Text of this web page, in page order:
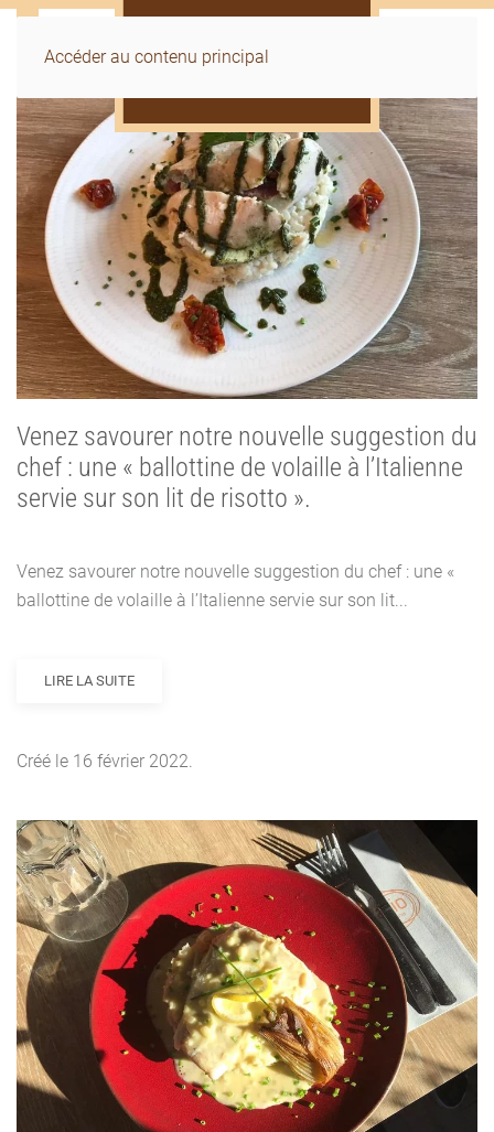
Accéder au contenu principal
Venez savourer notre nouvelle suggestion du
chef : une « ballottine de volaille à l’Italienne
servie sur son lit de risotto ».
Venez savourer notre nouvelle suggestion du chef : une «
ballottine de volaille à l’Italienne servie sur son lit...
LIRE LA SUITE
Créé le 16 février 2022